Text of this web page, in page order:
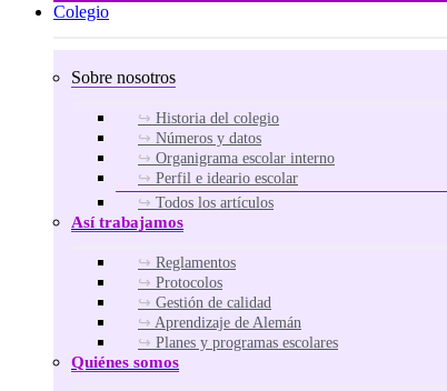
Colegio
Sobre nosotros
Historia del colegio
Números y datos
Organigrama escolar interno
Perfil e ideario escolar
Todos los artículos
Así trabajamos
Reglamentos
Protocolos
Gestión de calidad
Aprendizaje de Alemán
Planes y programas escolares
Quiénes somos